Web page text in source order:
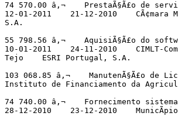
74 570.00 â‚¬    PrestaÃ§Ã£o de
12-01-2011    21-12-2010
S.A.
55 798.56 â‚¬    AquisiÃ§Ã£o do
10-01-2011    24-11-2010    CIMLT-
Tejo    ESRI Portugal, S.A.
103 068.85 â‚¬    ManutenÃ§Ã£o de
Instituto de Financiamento da
74 740.00 â‚¬    Fornecimento
28-12-2010    23-12-2010